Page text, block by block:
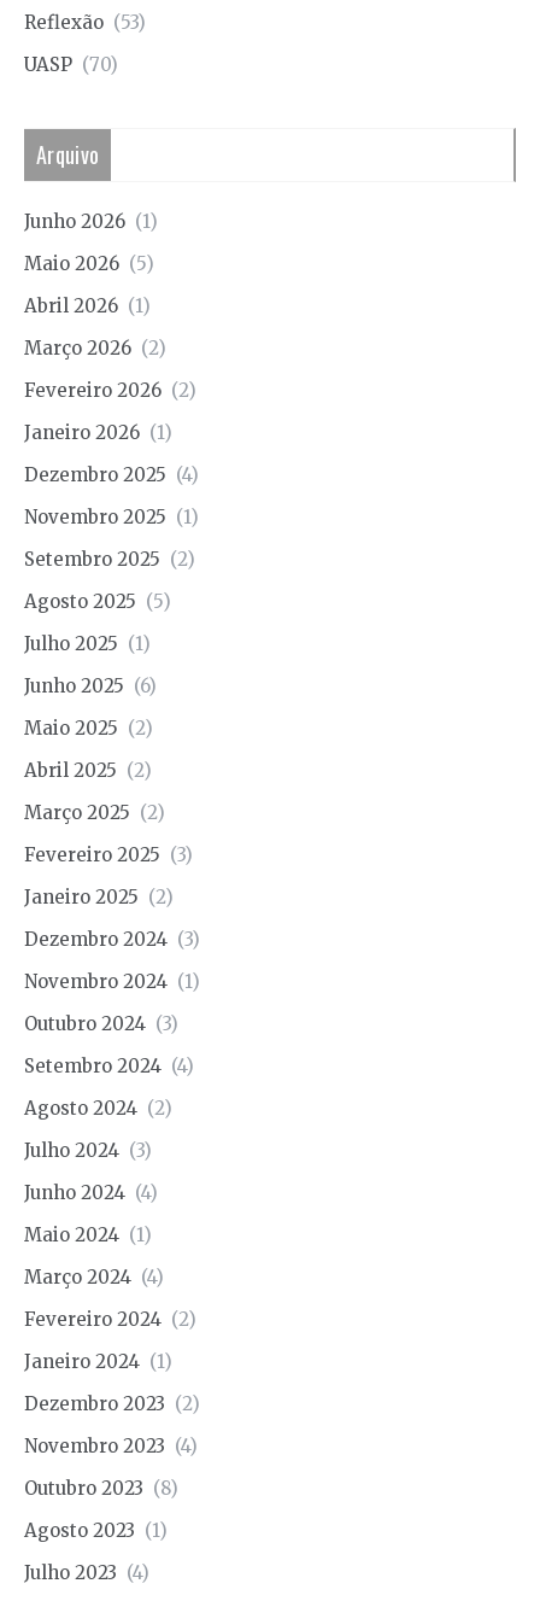
Reflexão (53)
UASP (70)
Arquivo
Junho 2026 (1)
Maio 2026 (5)
Abril 2026 (1)
Março 2026 (2)
Fevereiro 2026 (2)
Janeiro 2026 (1)
Dezembro 2025 (4)
Novembro 2025 (1)
Setembro 2025 (2)
Agosto 2025 (5)
Julho 2025 (1)
Junho 2025 (6)
Maio 2025 (2)
Abril 2025 (2)
Março 2025 (2)
Fevereiro 2025 (3)
Janeiro 2025 (2)
Dezembro 2024 (3)
Novembro 2024 (1)
Outubro 2024 (3)
Setembro 2024 (4)
Agosto 2024 (2)
Julho 2024 (3)
Junho 2024 (4)
Maio 2024 (1)
Março 2024 (4)
Fevereiro 2024 (2)
Janeiro 2024 (1)
Dezembro 2023 (2)
Novembro 2023 (4)
Outubro 2023 (8)
Agosto 2023 (1)
Julho 2023 (4)